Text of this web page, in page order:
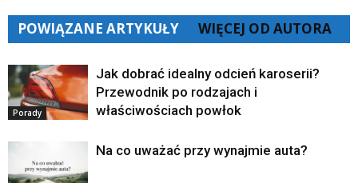
POWIĄZANE ARTYKUŁY WIĘCEJ OD AUTORA
Porady
Jak dobrać idealny odcień karoserii?
Przewodnik po rodzajach i
właściwościach powłok
Na co uważać przy wynajmie auta?